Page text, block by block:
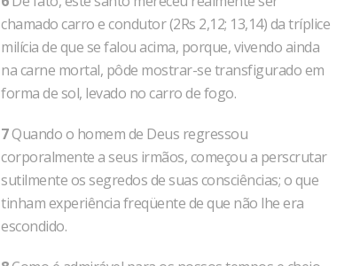
chamado carro e condutor (2Rs 2,12; 13,14) da tríplice
milícia de que se falou acima, porque, vivendo ainda
na carne mortal, pôde mostrar-se transfigurado em
forma de sol, levado no carro de fogo.
7Quando o homem de Deus regressou
corporalmente a seus irmãos, começou a perscrutar
sutilmente os segredos de suas consciências; o que
tinham experiência freqüente de que não lhe era
escondido.